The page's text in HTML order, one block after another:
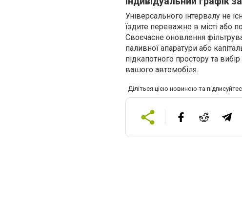
Універсального інтервалу не
їздите переважно в місті або
Своєчасне оновлення
паливної апаратури або
підкапотного простору та
вашого автомобіля.
Діліться цією новиною та